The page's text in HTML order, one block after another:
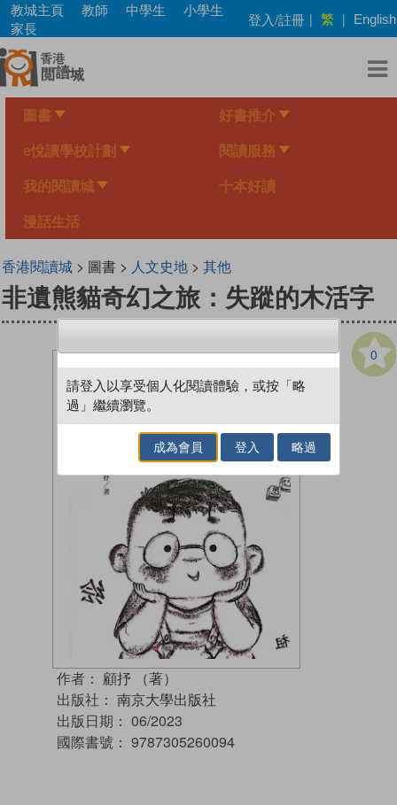
Skip
main
content
教城主頁 教師 中學生
小學生
家長
登入/註冊 | 繁 | English
圖書 好書推介
e悅讀學校計劃 閱讀服務
我的閱讀城 十本好讀
漫話生活
香港閱讀城> 圖書 > 人文史地> 其他
非遺熊貓奇幻之旅：失蹤的木活字
0
作者： 顧抒 （著）
出版社： 南京大學出版社
出版日期： 06/2023
國際書號： 9787305260094
請登入以享受個人化閱讀體驗，或按「略
過」繼續瀏覽。
成為會員 登入 略過